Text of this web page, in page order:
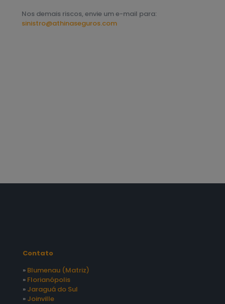
Nos demais riscos, envie um e-mail para:
sinistro@athinaseguros.com
Contato
» Blumenau (Matriz)
» Florianópolis
» Jaraguá do Sul
» Joinville